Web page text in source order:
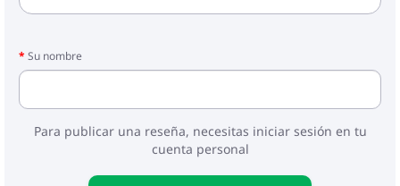
Su nombre
Para publicar una reseña, necesitas iniciar sesión en tu
cuenta personal